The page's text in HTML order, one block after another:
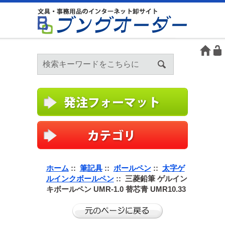
ホーム :: 筆記具:: ボールペン:: 太字ゲ
ルインクボールペン:: 三菱鉛筆 ゲルイン
キボールペン UMR-1.0 替芯青 UMR10.33